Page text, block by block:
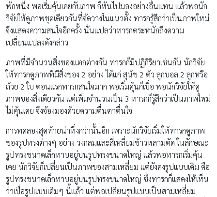
พักหนึ่ง พอเริ่มคุ้นเคยกับภาพ ก็หันไปมองอย่างอื่นแทน แล้วพอนัก
วิจัยให้ดูภาพชุดเดียวกันที่จัดวางในแนวตั้ง ทารกรู้สึกว่าเป็นภาพใหม่
จึงแสดงความสนใจอีกครั้ง นั่นแปลว่าทารกตระหนักถึงความ
เปลี่ยนแปลงดังกล่าว
ภาพที่มีจำนวนสิ่งของแตกต่างกัน ทารกก็มีปฏิกิริยาเช่นกัน นักวิจัย
ให้ทารกดูภาพที่มีสิ่งของ 2 อย่าง ได้แก่ สุนัข 2 ตัว ลูกบอล 2 ลูกหรือ
ถ้วย 2 ใบ ตอนแรกทารกสนใจมาก พอเริ่มคุ้นก็เบื่อ พอนักวิจัยให้ดู
ภาพของสิ่งเดียวกัน แต่เพิ่มจำนวนเป็น 3 ทารกก็รู้สึกว่าเป็นภาพใหม่
ไม่คุ้นเคย จึงจ้องมองด้วยความตื่นตาตื่นใจ
การทดลองสุดท้ายน่าทึ่งกว่านั้นอีก เพราะนักวิจัยเริ่มให้ทารกดูภาพ
ของรูปทรงต่างๆ อย่าง วงกลมและสี่เหลี่ยมข้าวหลามตัด ในลักษณะ
รูปทรงขนาดเล็กทาบอยู่บนรูปทรงขนาดใหญ่ แล้วพอทารกเริ่มคุ้น
เคย นักวิจัยก็เปลี่ยนเป็นภาพของสามเหลี่ยม แต่ยังคงรูปแบบเดิม คือ
รูปทรงขนาดเล็กทาบอยู่บนรูปทรงขนาดใหญ่ ซึ่งทารกก็แสดงให้เห็น
ว่าเบื่อรูปแบบเดิมๆ นี้แล้ว แต่พอเปลี่ยนรูปแบบเป็นสามเหลี่ยม